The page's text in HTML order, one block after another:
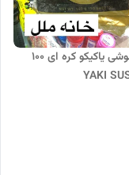
جلبک سوشی یاکیکو کره ای 100